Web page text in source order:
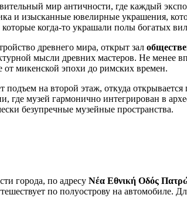
мир античности, где каждый
и изысканные ювелирные украшения,
которые когда-то украшали полы богатых
древнего мира, открыт зал
мысли древних мастеров. Не менее
от микенской эпохи до римских времен.
подъем на второй этаж, откуда
где музей гармонично интегрирован в
безупречные музейные пространства.
города, по адресу Νέα Εθνική Οδός
по полуострову на автомобиле.